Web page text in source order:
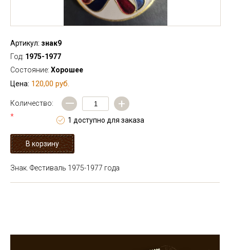
Артикул: знак9
Год: 1975-1977
Состояние: Хорошее
Цена: 120,00 руб.
Количество:
*
— +
1 доступно для заказа
Знак. Фестиваль 1975-1977 года